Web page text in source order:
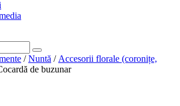
/Nuntă / Accesorii florale (coronițe,
de buzunar